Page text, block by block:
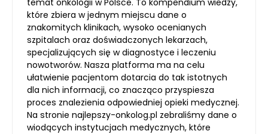
temat onkologii w Polsce. To kompendium wiedzy,
które zbiera w jednym miejscu dane o
znakomitych klinikach, wysoko ocenianych
szpitalach oraz doświadczonych lekarzach,
specjalizujących się w diagnostyce i leczeniu
nowotworów. Nasza platforma ma na celu
ułatwienie pacjentom dotarcia do tak istotnych
dla nich informacji, co znacząco przyspiesza
proces znalezienia odpowiedniej opieki medycznej.
Na stronie najlepszy-onkolog.pl zebraliśmy dane o
wiodących instytucjach medycznych, które